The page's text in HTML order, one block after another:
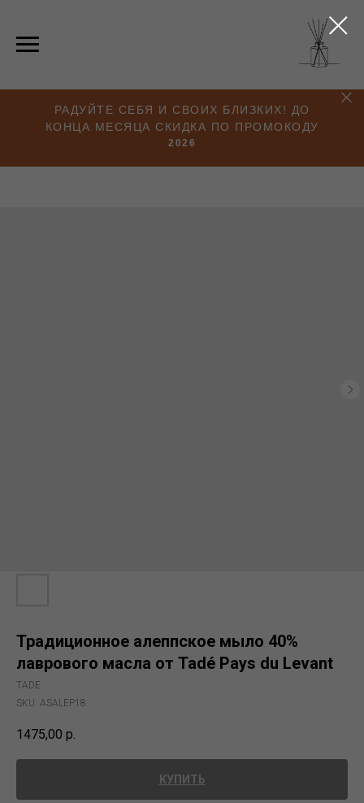
РАДУЙТЕ СЕБЯ И СВОИХ БЛИЗКИХ! ДО
КОНЦА МЕСЯЦА СКИДКА ПО ПРОМОКОДУ
2026
Традиционное алеппское мыло 40%
лаврового масла от Tadé Pays du Levant
TADE
SKU: ASALEP18
1475,00 р.
КУПИТЬ